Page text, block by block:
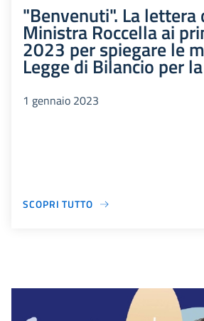
"Benvenuti". La lettera
Ministra Roccella ai
2023 per spiegare le
Legge di Bilancio per
1 gennaio 2023
SCOPRI TUTTO